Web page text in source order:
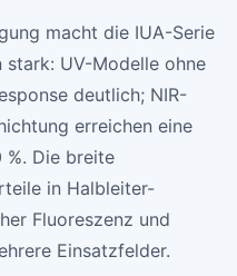
macht die IUA-Serie
stark: UV-Modelle ohne
deutlich; NIR-
erreichen eine
Die breite
in Halbleiter-
Fluoreszenz und
Einsatzfelder.